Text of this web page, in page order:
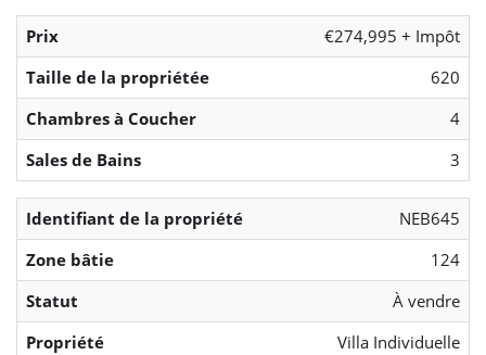
Prix
€274,995 + Impôt
Taille de la propriétée
620
Chambres à Coucher
4
Sales de Bains
3
Identifiant de la propriété
NEB645
Zone bâtie
124
Statut
À vendre
Propriété
Villa Individuelle